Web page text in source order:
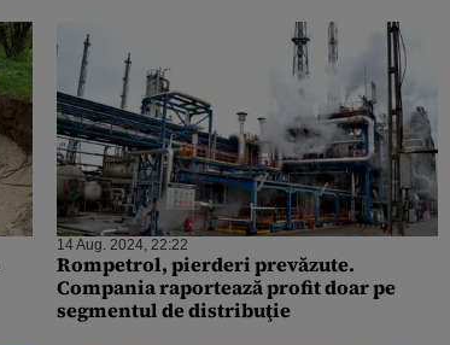
14 Aug. 2024, 22:22
Rompetrol, pierderi prevăzute.
Compania raportează profit doar pe
segmentul de distribuţie